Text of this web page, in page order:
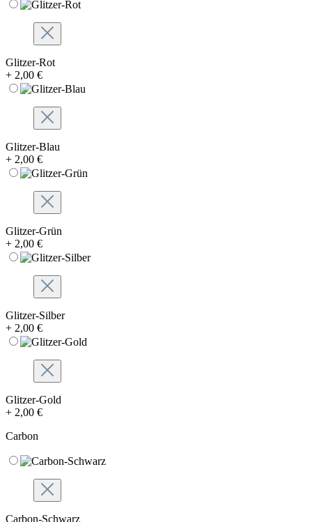
Glitzer-Rot
+ 2,00 €
Glitzer-Blau
+ 2,00 €
Glitzer-Grün
+ 2,00 €
Glitzer-Silber
+ 2,00 €
Glitzer-Gold
+ 2,00 €
Carbon
Carbon-Schwarz